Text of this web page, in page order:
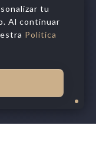
Inc.®
tu
Al continuar
Política